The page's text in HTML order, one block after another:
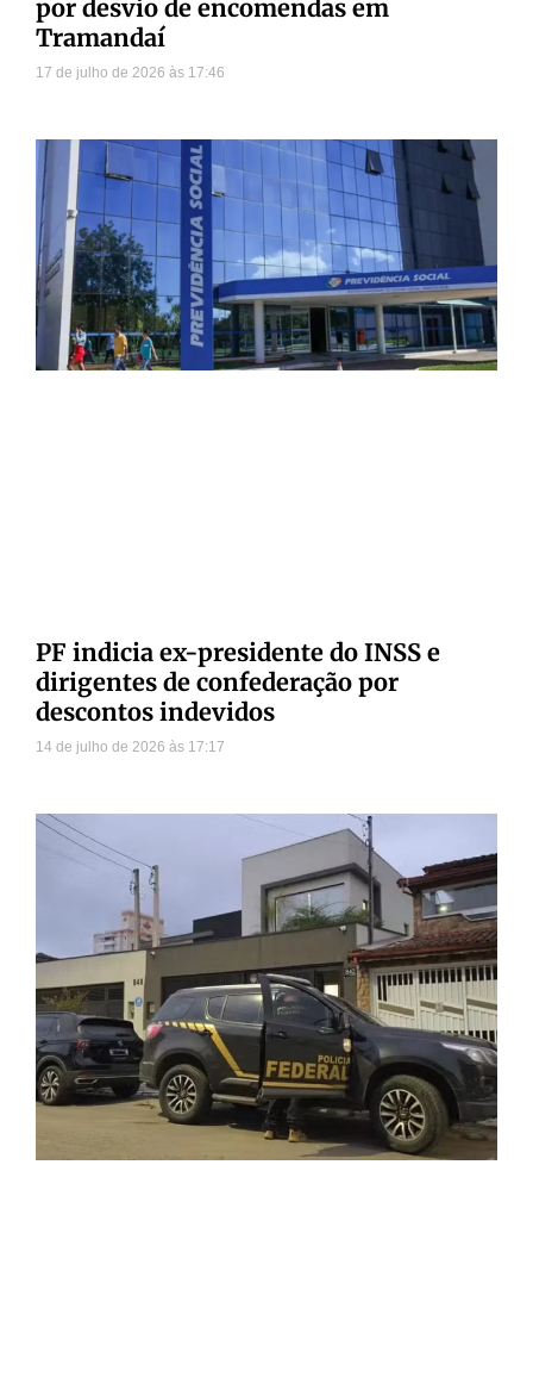
por desvio de encomendas em
Tramandaí
17 de julho de 2026 17:46
PF indicia ex-presidente do INSS e
dirigentes de confederação por
descontos indevidos
14 de julho de 2026 17:17